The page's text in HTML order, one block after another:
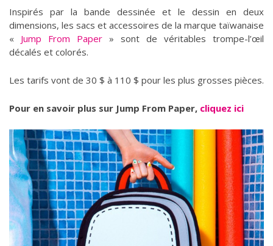
Inspirés par la bande dessinée et le dessin en deux
dimensions, les sacs et accessoires de la marque taïwanaise
« Jump From Paper » sont de véritables trompe-l’œil
décalés et colorés.
Les tarifs vont de 30 $ à 110 $ pour les plus grosses pièces.
Pour en savoir plus sur Jump From Paper, cliquez ici